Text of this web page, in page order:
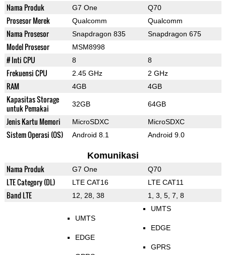
Nama Produk G7 One Q70
Prosesor Merek Qualcomm Qualcomm
Nama Prosesor Snapdragon 835 Snapdragon 675
Model Prosesor MSM8998
# Inti CPU 8 8
Frekuensi CPU 2.45 GHz 2 GHz
RAM 4GB 4GB
Kapasitas Storage
untuk Pemakai
32GB 64GB
Jenis Kartu Memori MicroSDXC MicroSDXC
Sistem Operasi (OS) Android 8.1 Android 9.0
Komunikasi
Nama Produk G7 One Q70
LTE Category (DL) LTE CAT16 LTE CAT11
Band LTE 12, 28, 38 1, 3, 5, 7, 8
UMTS
EDGE
UMTS
EDGE
GPRS